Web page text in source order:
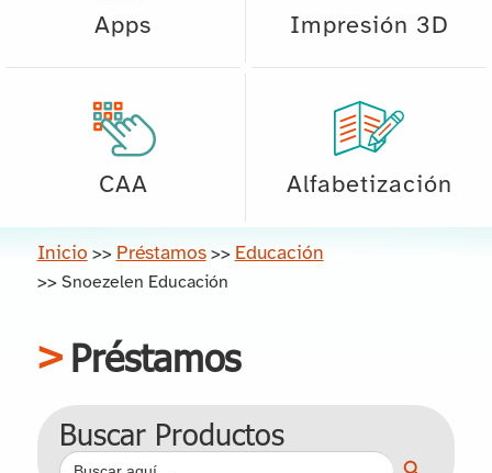
Apps Impresión 3D
CAA Alfabetización
Inicio >> Préstamos >> Educación
>> Snoezelen Educación
Préstamos
Buscar Productos
Buscar: